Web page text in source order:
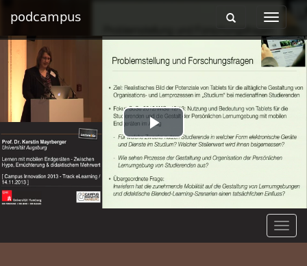
podcampus
Toggle
Toggle
Play
Video